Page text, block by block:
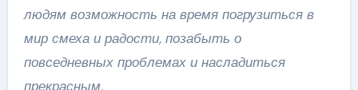
людям возможность на время погрузиться в
мир смеха и радости, позабыть о
повседневных проблемах и насладиться
прекрасным.